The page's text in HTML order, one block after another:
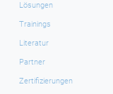
Lösungen
Trainings
Literatur
Partner
Zertifizierungen